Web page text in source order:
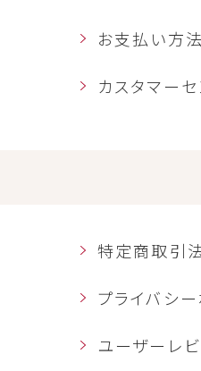
お支払い方法
カスタマー
特定商取引
プライバシ
ユーザーレ